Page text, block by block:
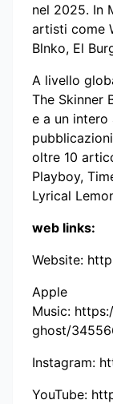
nel 2025. In
artisti come
Blnko, El
A livello
The Skinner
e a un intero
oltre 10
Playboy,
Lyrical
web links:
Website:
Apple
Music:
ghost/
Instagram:
YouTube: